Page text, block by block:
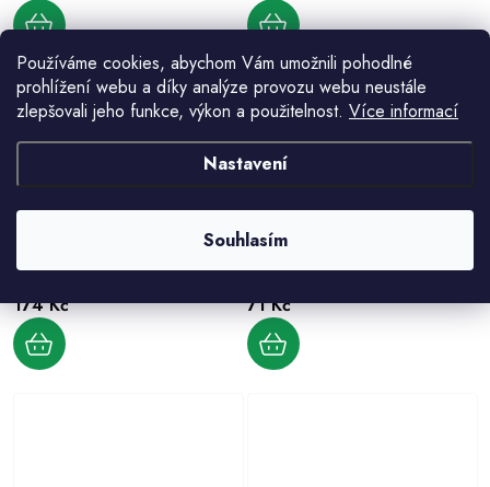
Používáme cookies, abychom Vám umožnili pohodlné
prohlížení webu a díky analýze provozu webu neustále
zlepšovali jeho funkce, výkon a použitelnost. Více informací
Nastavení
Souhlasím
174 Kč 71 Kč